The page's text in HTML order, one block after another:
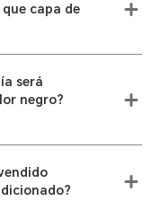
capa de
será
negro?